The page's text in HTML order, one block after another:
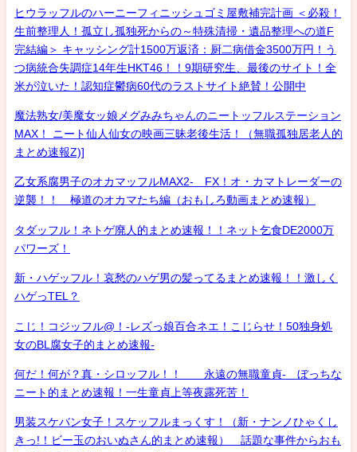
ヒウラッフルのハーニーフィニッシュゴミ屋敷補完計画 ＜必殺！
生前整理人！孤立し孤独死からの～特殊清掃・遺品整理への道F
完結編＞ キャッシング計1500万返済：厨二病借金3500万円！う
つ病統合失調症14年生HKT46！！9期研究生、最後のサイト！全
米が泣いた！認知症鬱病60代のラストサイト絶賛！公開中
魔法熟女/美魔女ッ娘メグみみちゃんのニートッフルステーション
MAX！ ニート仙人仙女の映画三昧老後生活！（無職孤独居老人的
まとめ速報Z)]
乙女系腐男子のオカマッフルMAX2- FX！オ・カマトレーダーの
逆襲！！ 極道のオカマたち編（おもしろ動画まとめ速報）
タダッフル！ネトゲ廃人的まとめ速報！！ネット乞食DE2000万
パワーズ！
新・ハゲッフル！哀愁のハゲ男の髪ってるまとめ速報！！激しく
ハゲっTEL？
こじ！コジッフル@！-レズっ娘百合ネエ！こじらせ！50独身処
女のBL腐女子的まとめ速報-
何だ！何が？真・シロッフル！！ 永遠の無職童貞- ぼっちな
ニート的まとめ速報！一生童貞上等夜露死苦！
男装スケバン女子！スケッフルまっくす！（新・ナンノひゃくし
きっ!！ビー玉のおいぬさん的まとめ速報） 話題な事件からおも